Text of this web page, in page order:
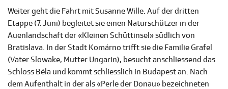
Weiter geht die Fahrt mit Susanne Wille. Auf der dritten
Etappe (7. Juni) begleitet sie einen Naturschützer in der
Auenlandschaft der «Kleinen Schüttinsel» südlich von
Bratislava. In der Stadt Komárno trifft sie die Familie Grafel
(Vater Slowake, Mutter Ungarin), besucht anschliessend das
Schloss Béla und kommt schliesslich in Budapest an. Nach
dem Aufenthalt in der als «Perle der Donau» bezeichneten